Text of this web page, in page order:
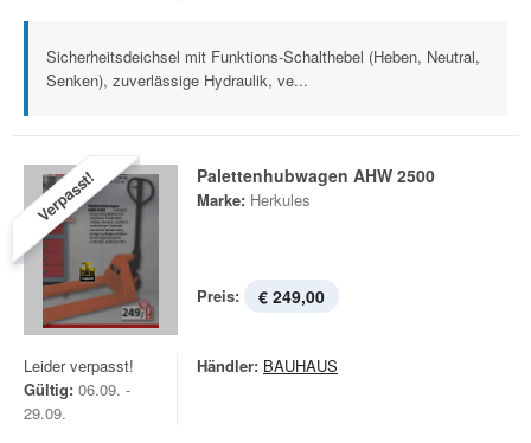
Sicherheitsdeichsel mit Funktions-Schalthebel (Heben, Neutral,
Senken), zuverlässige Hydraulik, ve...
Verpasst! Palettenhubwagen AHW 2500
Marke: Herkules
Preis: € 249,00
Leider verpasst!
Gültig: 06.09. -
29.09.
Händler: BAUHAUS